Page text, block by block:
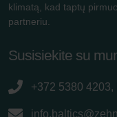
klimatą, kad taptų
partneriu.
Susisiekite su
+372 5380